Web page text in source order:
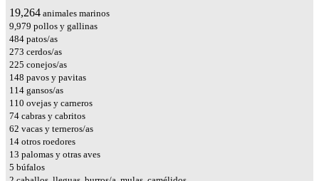
22,474 animales marinos
11,642pollos y gallinas
565 patos/as
319 cerdos/as
263 conejos/as
173 pavos y pavitas
133 gansos/as
129 ovejas y carneros
86 cabras y cabritos
73 vacas y terneros/as
16 otros roedores
16 palomas y otras aves
6 búfalos